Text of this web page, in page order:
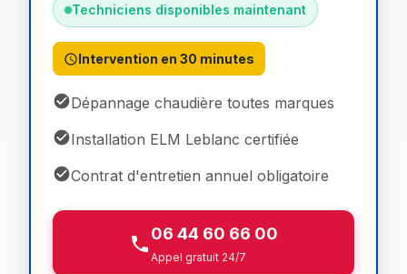
Techniciens disponibles maintenant
Intervention en 30 minutes
Dépannage chaudière toutes marques
Installation ELM Leblanc certifiée
Contrat d'entretien annuel obligatoire
06 44 60 66 00
Appel gratuit 24/7